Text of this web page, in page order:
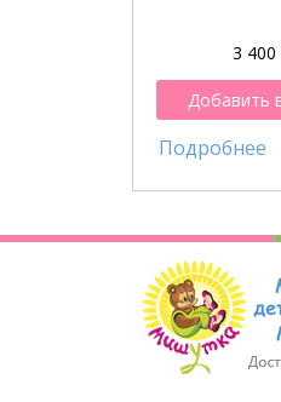
3 400
Добавить
Подробнее